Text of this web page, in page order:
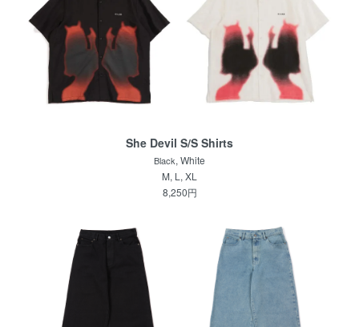
She Devil S/S Shirts
Black, White
M, L, XL
8,250円